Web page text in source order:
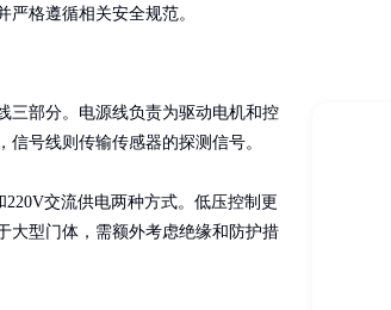
格遵循相关安全规范。
三部分。电源线负责为驱动电机和控
号线则传输传感器的探测信号。
交流供电两种方式。低压控制更
大型门体，需额外考虑绝缘和防护措